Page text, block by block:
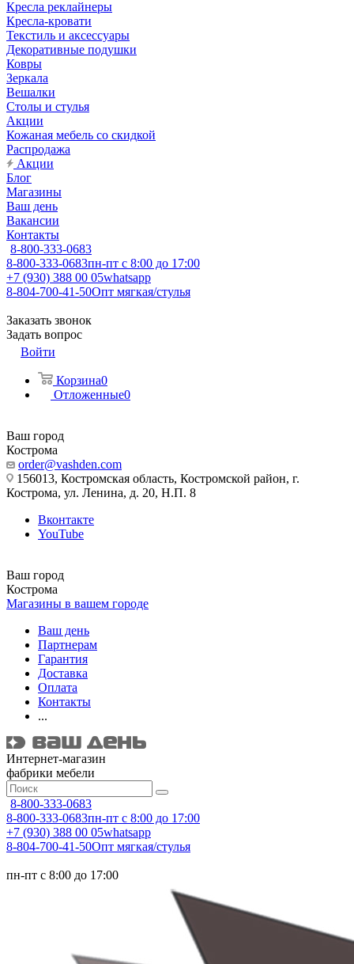
Кресла реклайнеры
Кресла-кровати
Текстиль и аксессуары
Декоративные подушки
Ковры
Зеркала
Вешалки
Столы и стулья
Акции
Кожаная мебель со скидкой
Распродажа
Акции
Блог
Магазины
Ваш день
Вакансии
Контакты
8-800-333-0683
8-800-333-0683пн-пт с 8:00 до 17:00
+7 (930) 388 00 05whatsapp
8-804-700-41-50Опт мягкая/стулья
Заказать звонок
Задать вопрос
Войти
Корзина0
Отложенные0
Ваш город
Кострома
order@vashden.com
156013, Костромская область, Костромской район, г.
Кострома, ул. Ленина, д. 20, Н.П. 8
Вконтакте
YouTube
Ваш город
Кострома
Магазины в вашем городе
Ваш день
Партнерам
Гарантия
Доставка
Оплата
Контакты
...
Интернет-магазин
фабрики мебели
8-800-333-0683
8-800-333-0683пн-пт с 8:00 до 17:00
+7 (930) 388 00 05whatsapp
8-804-700-41-50Опт мягкая/стулья
пн-пт с 8:00 до 17:00